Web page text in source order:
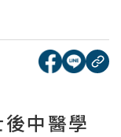
[另開新
[另開
複
中醫學